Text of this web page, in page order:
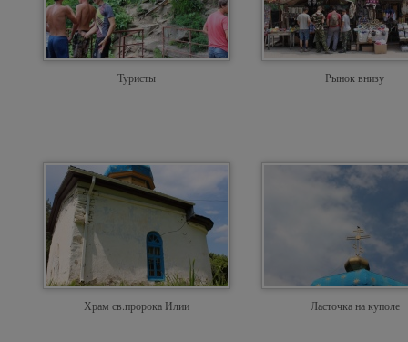
Туристы Рынок внизу
Храм св.пророка Илии Ласточка на куполе